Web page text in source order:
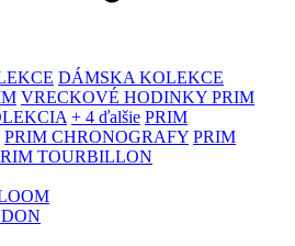
DÁMSKA KOLEKCE
VRECKOVÉ HODINKY PRIM
+ 4 ďalšie PRIM
PRIM CHRONOGRAFY PRIM
TOURBILLON